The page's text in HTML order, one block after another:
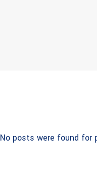
No posts were found for